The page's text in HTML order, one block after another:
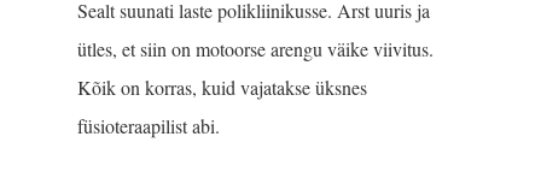
Sealt suunati laste polikliinikusse. Arst uuris ja
ütles, et siin on motoorse arengu väike viivitus.
Kõik on korras, kuid vajatakse üksnes
füsioteraapilist abi.